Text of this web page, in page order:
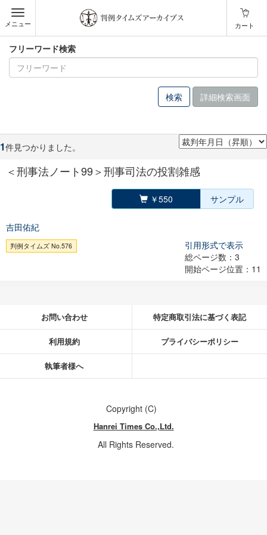
メニュー カート
フリーワード検索
詳細検索画面
1件見つかりました。
＜刑事法ノート99＞刑事司法の投割雑感
￥550 サンプル
吉田佑紀
判例タイムズ No.576
引用形式で表示
総ページ数：3
開始ページ位置：11
お問い合わせ 特定商取引法に基づく表記
利用規約 プライバシーポリシー
執筆者様へ
Copyright (C)
Hanrei Times Co.,Ltd.
All Rights Reserved.